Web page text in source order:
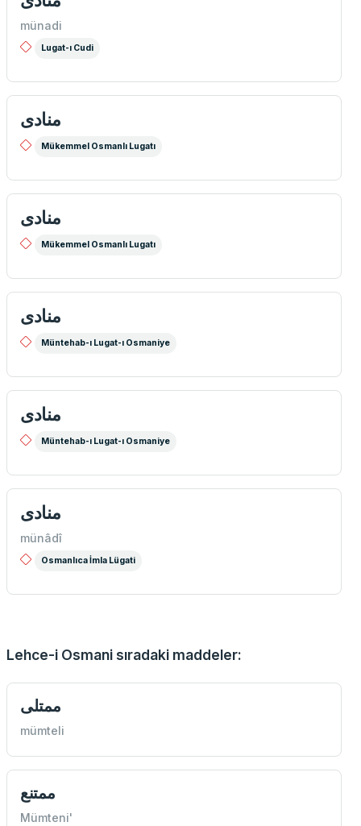
münadi
Lugat-ı Cudi
منادی
Mükemmel Osmanlı Lugatı
منادی
Mükemmel Osmanlı Lugatı
منادی
Müntehab-ı Lugat-ı Osmaniye
منادی
Müntehab-ı Lugat-ı Osmaniye
منادی
münâdî
Osmanlıca İmla Lügati
Lehce-i Osmani sıradaki maddeler:
ممتلی
mümteli
ممتنع
Mümteni'